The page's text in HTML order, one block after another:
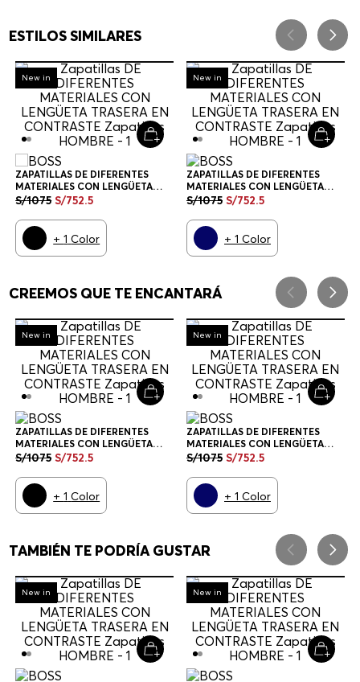
ESTILOS SIMILARES
-30%
New in
ZAPATILLAS DE DIFERENTES
MATERIALES CON LENGÜETA
TRASERA EN CONTRASTE
S/1075 S/752.5
+1 Color
-30%
New in
ZAPATILLAS DE DIFERENTES
MATERIALES CON LENGÜETA
TRASERA EN CONTRASTE
S/1075 S/752.5
+ 1 Color
CREEMOS QUE TE ENCANTARÁ
-30%
New in
ZAPATILLAS DE DIFERENTES
MATERIALES CON LENGÜETA
TRASERA EN CONTRASTE
S/1075 S/752.5
+1 Color
-30%
New in
ZAPATILLAS DE DIFERENTES
MATERIALES CON LENGÜETA
TRASERA EN CONTRASTE
S/1075 S/752.5
+ 1 Color
TAMBIÉN TE PODRÍA GUSTAR
-30%
New in -30%
New in